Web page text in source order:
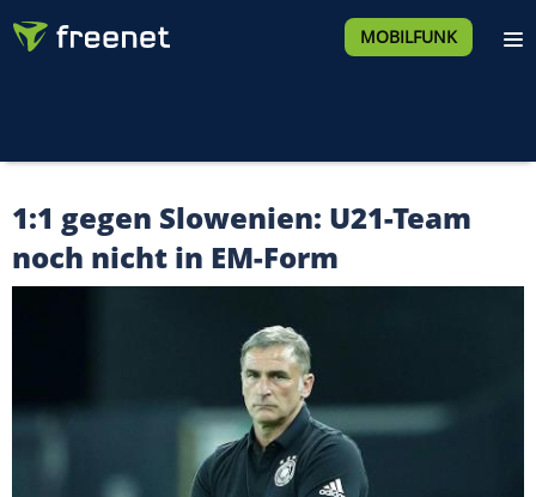
MOBILFUNK
1:1 gegen Slowenien: U21-Team
noch nicht in EM-Form